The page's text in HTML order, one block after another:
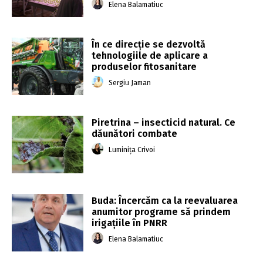
Elena Balamatiuc
În ce direcție se dezvoltă
tehnologiile de aplicare a
produselor fitosanitare
Sergiu Jaman
Piretrina – insecticid natural. Ce
dăunători combate
Luminița Crivoi
Buda: Încercăm ca la reevaluarea
anumitor programe să prindem
irigaţiile în PNRR
Elena Balamatiuc